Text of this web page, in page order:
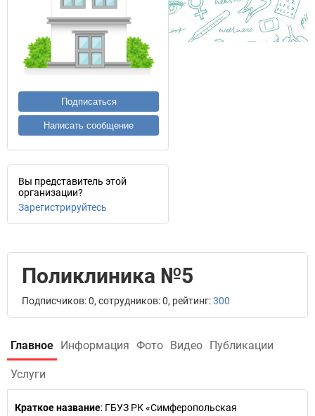
Подписаться
Написать сообщение
Вы представитель этой
организации?
Зарегистрируйтесь
Поликлиника №5
Подписчиков: 0, сотрудников: 0, рейтинг:300
Главное Информация Фото Видео Публикации
Услуги
Краткое название: ГБУЗ РК «Симферопольская